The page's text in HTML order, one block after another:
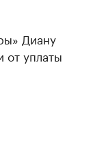
Диану
от уплаты